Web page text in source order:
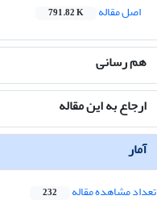
اصل مقاله
791.82 K
هم رسانی
ارجاع به این مقاله
آمار
تعداد مشاهده مقاله 232